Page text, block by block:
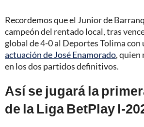
Recordemos que el Junior de
campeón del rentado local, tras
global de 4-0 al Deportes Tolima con
actuación de José Enamorado, quien
en los dos partidos definitivos.
Así se jugará la
de la Liga BetPlay I-